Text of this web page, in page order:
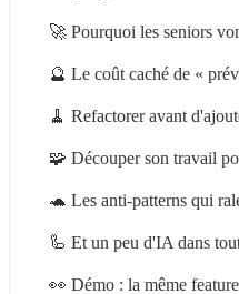
🚀 Pourquoi les seniors
🔮 Le coût caché de «
🧹 Refactorer avant
🧩 Découper son travail
🐢 Les anti-patterns qui
🦾 Et un peu d'IA dans
👀 Démo : la même